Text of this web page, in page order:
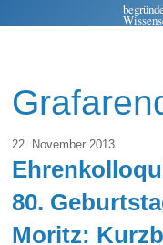
22. November 2013
80.
Moritz: